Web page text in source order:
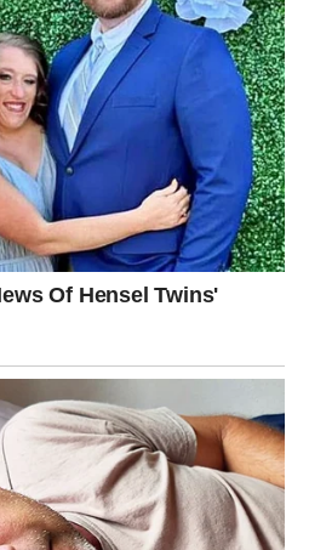
STIŽE UPRAVO
donose najjaču energiju
je poruka, poziv ili susret
i mijenja vaše planove.
jeste činjenica da ni
to poglavlje. Pred
prilika da konačno saznaju
šansu.